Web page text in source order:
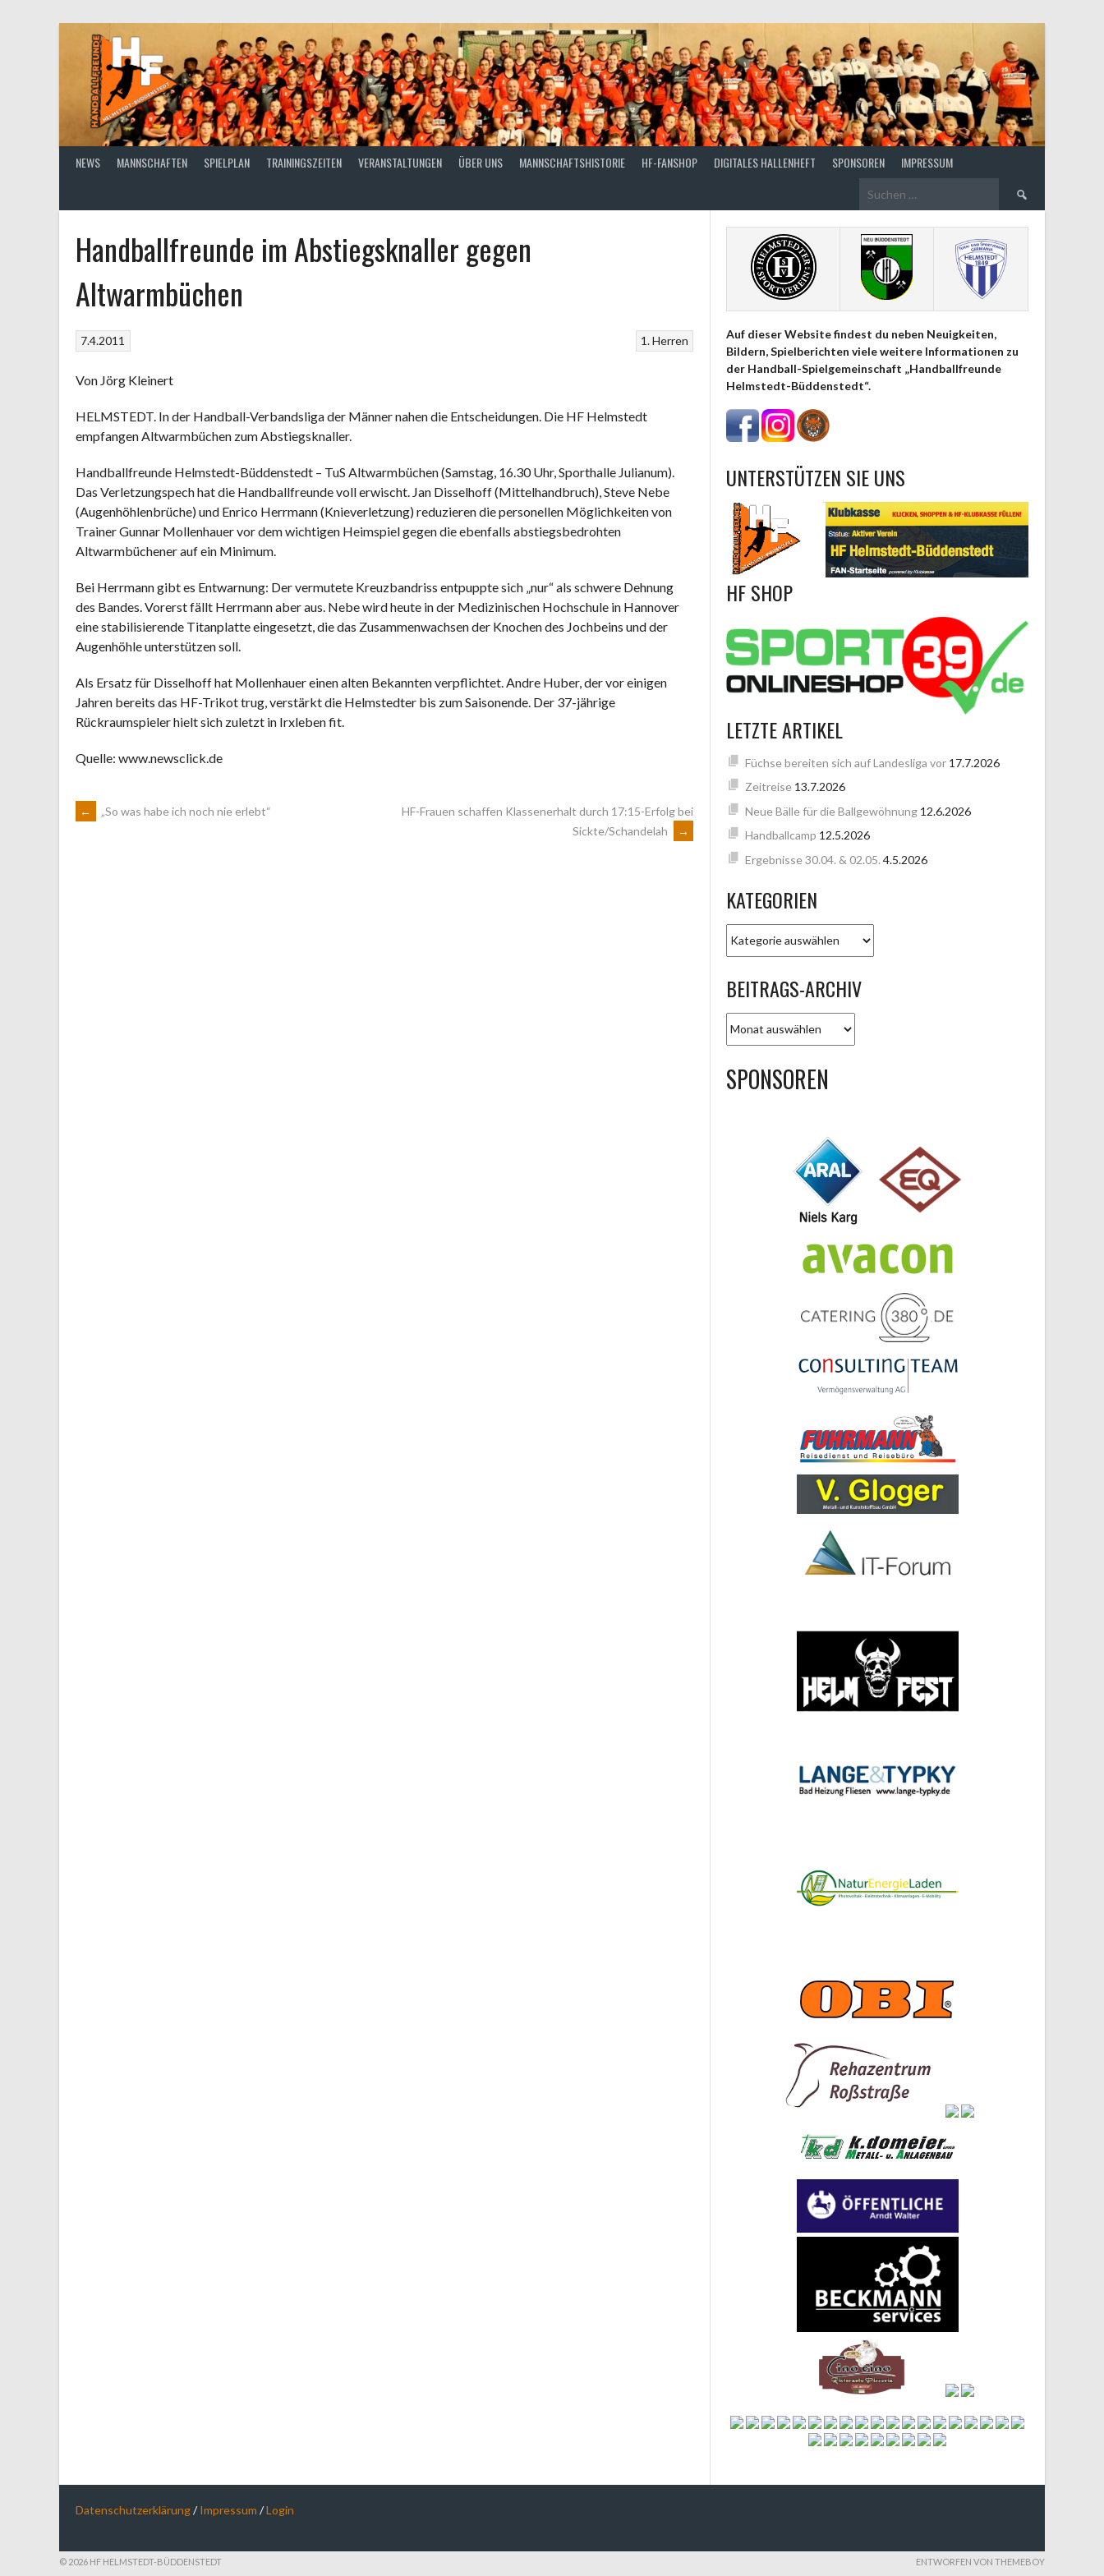
NEWS MANNSCHAFTEN SPIELPLAN TRAININGSZEITEN VERANSTALTUNGEN ÜBER UNS MANNSCHAFTSHISTORIE HF-FANSHOP DIGITALES HALLENHEFT SPONSOREN IMPRESSUM
Suchen
Handballfreunde im Abstiegsknaller gegen
Altwarmbüchen
1. Herren
7.4.2011
Von Jörg Kleinert
HELMSTEDT. In der Handball-Verbandsliga der Männer nahen die Entscheidungen. Die HF Helmstedt
empfangen Altwarmbüchen zum Abstiegsknaller.
Handballfreunde Helmstedt-Büddenstedt – TuS Altwarmbüchen (Samstag, 16.30 Uhr, Sporthalle Julianum).
Das Verletzungspech hat die Handballfreunde voll erwischt. Jan Disselhoff (Mittelhandbruch), Steve Nebe
(Augenhöhlenbrüche) und Enrico Herrmann (Knieverletzung) reduzieren die personellen Möglichkeiten von
Trainer Gunnar Mollenhauer vor dem wichtigen Heimspiel gegen die ebenfalls abstiegsbedrohten
Altwarmbüchener auf ein Minimum.
Bei Herrmann gibt es Entwarnung: Der vermutete Kreuzbandriss entpuppte sich „nur“ als schwere Dehnung
des Bandes. Vorerst fällt Herrmann aber aus. Nebe wird heute in der Medizinischen Hochschule in Hannover
eine stabilisierende Titanplatte eingesetzt, die das Zusammenwachsen der Knochen des Jochbeins und der
Augenhöhle unterstützen soll.
Als Ersatz für Disselhoff hat Mollenhauer einen alten Bekannten verpflichtet. Andre Huber, der vor einigen
Jahren bereits das HF-Trikot trug, verstärkt die Helmstedter bis zum Saisonende. Der 37-jährige
Rückraumspieler hielt sich zuletzt in Irxleben fit.
Quelle: www.newsclick.de
ARTIKEL-
← „So was habe ich noch nie erlebt“
HF-Frauen schaffen Klassenerhalt durch 17:15-Erfolg bei
Sickte/Schandelah
→
Auf dieser Website findest du neben Neuigkeiten,
Bildern, Spielberichten viele weitere Informationen zu
der Handball-Spielgemeinschaft „Handballfreunde
Helmstedt-Büddenstedt“.
UNTERSTÜTZEN SIE UNS
HF SHOP
LETZTE ARTIKEL
Füchse bereiten sich auf Landesliga vor 17.7.2026
Zeitreise 13.7.2026
Neue Bälle für die Ballgewöhnung 12.6.2026
Handballcamp 12.5.2026
Ergebnisse 30.04. & 02.05. 4.5.2026
KATEGORIEN
BEITRAGS-ARCHIV
ARCHIV
SPONSOREN
Datenschutzerklärung/Impressum /Login
© 2026 HF HELMSTEDT-BÜDDENSTEDT ENTWORFEN VON THEMEBOY